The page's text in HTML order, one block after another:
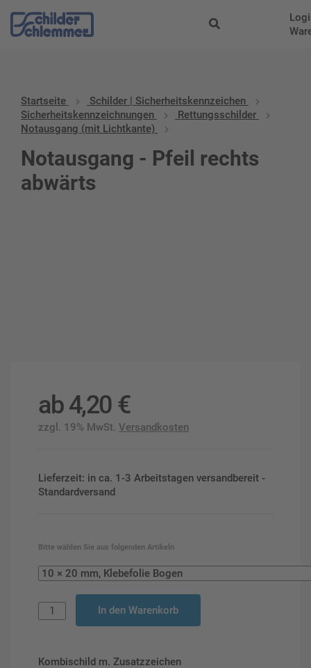
Startseite
Schilder | Sicherheitskennzeichen
Sicherheitskennzeichnungen
Rettungsschilder
Notausgang (mit Lichtkante)
Notausgang - Pfeil rechts
abwärts
ab4,20 €
zzgl. 19% MwSt. Versandkosten
Lieferzeit: in ca. 1-3 Arbeitstagen versandbereit -
Standardversand
Bitte wählen Sie aus folgenden Artikeln
In den Warenkorb
Kombischild m. Zusatzzeichen